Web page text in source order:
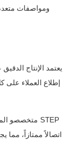
ومواصفات
يعتمد الإنتاج
إطلاع العملاء
متخصصو STEP
اتصالاً ممتازاً،